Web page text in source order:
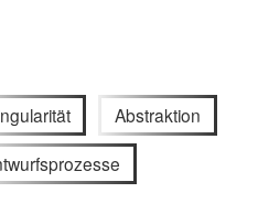
Abstraktion